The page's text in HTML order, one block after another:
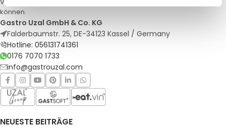
Veranstaltungen. Qualität und Service, auf die Sie sich verlassen
können.
Gastro Uzal GmbH & Co. KG
Falderbaumstr. 25, DE-34123 Kassel / Germany
Hotline: 056131741361
0176 7070 1733
info@gastrouzal.com
NEUESTE BEITRÄGE